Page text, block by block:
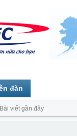
đàn
Bài viết gần đây